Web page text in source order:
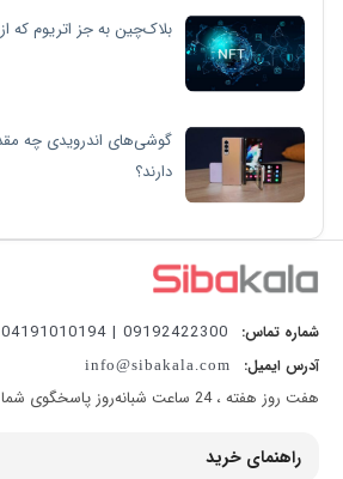
بلاک‌چین به جز اتریوم که از NFT پشتیبانی می‌کنند
دارند؟
شماره تماس: 09192422300 | 04191010194
آدرس ایمیل: info@sibakala.com
هفت روز هفته ، 24 ساعت شبانه‌روز پاسخگوی شما هستیم.
راهنمای خرید